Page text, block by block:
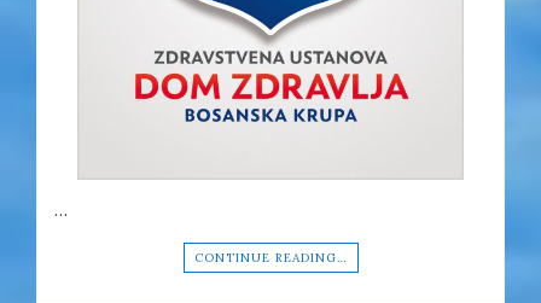
…
CONTINUE READING…